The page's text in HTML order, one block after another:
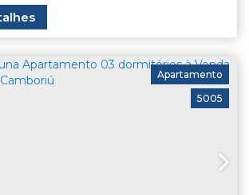
Total:
190.00
5005
Apartamento